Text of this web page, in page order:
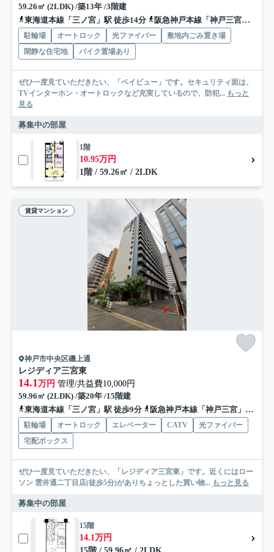
59.26㎡ (2LDK) /築13年 /3階建
東海道本線「三ノ宮」駅 徒歩14分
阪急神戸本線「神戸三宮」駅 徒歩18分
駐輪場 オートロック 光ファイバー
敷地内ごみ置き場
閑静な住宅地
バイク置場あり
ぜひ一度見ていただきたい、「ベイビュー」です。セキュリティ面は、
TVインターホン・オートロックなど充実しているので、防犯... もっと
見る
募集中の部屋
1階
10.95万円
1階 / 59.26㎡ / 2LDK
賃貸マンション
神戸市中央区磯上通
レジディア三宮東
14.1 万円 管理/共益費10,000円
59.96㎡ (2LDK) /築20年 /15階建
東海道本線「三ノ宮」駅 徒歩9分
阪急神戸本線「神戸三宮」駅 徒歩10分
駐輪場 オートロック エレベーター CATV
光ファイバー
宅配ボックス
ぜひ一度見ていただきたい、「レジディア三宮東」です。近くにはロー
ソン 雲井通二丁目店(徒歩5分)がありちょっとした買い物... もっと見る
募集中の部屋
15階
14.1万円